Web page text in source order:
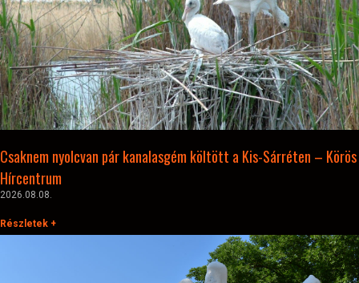
Csaknem nyolcvan pár kanalasgém költött a Kis-Sárréten – Körös
Hírcentrum
2026.08.08.
Részletek +